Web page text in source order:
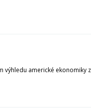
americké ekonomiky